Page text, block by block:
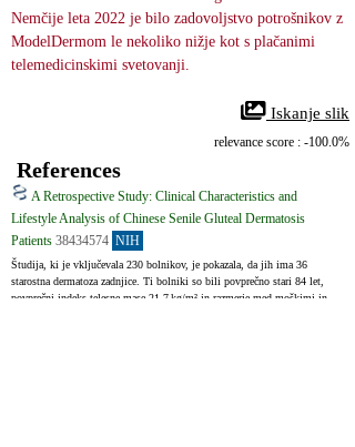
Nemčije leta 2022 je bilo zadovoljstvo potrošnikov z
ModelDermom le nekoliko nižje kot s plačanimi
telemedicinskimi svetovanji.
Iskanje slik
relevance score : -100.0%
References
A Retrospective Study: Clinical Characteristics and
Lifestyle Analysis of Chinese Senile Gluteal Dermatosis
Patients 38434574 NIH
Študija, ki je vključevala 230 bolnikov, je pokazala, da jih ima 36
starostna dermatoza zadnjice. Ti bolniki so bili povprečno stari 84 let,
povprečni indeks telesne mase 21,7 kg/m² in razmerje med moškimi in